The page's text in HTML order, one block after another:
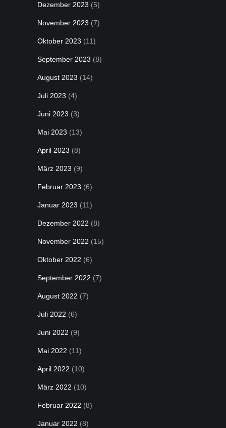
Dezember 2023 (5)
November 2023 (7)
Oktober 2023 (11)
September 2023 (8)
August 2023 (14)
Juli 2023 (4)
Juni 2023 (3)
Mai 2023 (13)
April 2023 (8)
März 2023 (9)
Februar 2023 (6)
Januar 2023 (11)
Dezember 2022 (8)
November 2022 (15)
Oktober 2022 (6)
September 2022 (7)
August 2022 (7)
Juli 2022 (6)
Juni 2022 (9)
Mai 2022 (11)
April 2022 (10)
März 2022 (10)
Februar 2022 (8)
Januar 2022 (8)